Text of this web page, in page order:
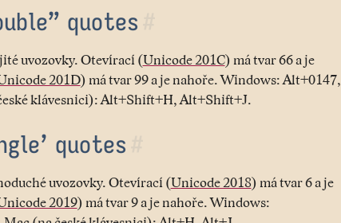
quotes
uvozovky. Otevírací (Unicode 201C) má tvar 66 a je
201D) má tvar 99 a je nahoře. Windows: Alt+0147,
klávesnici): Alt+Shift+H, Alt+Shift+J.
quotes
uvozovky. Otevírací (Unicode 2018) má tvar 6 a je
2019) má tvar 9 a je nahoře. Windows: